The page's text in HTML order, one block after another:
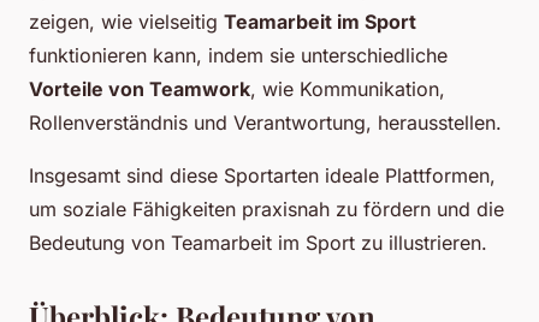
zeigen, wie vielseitig Teamarbeit im Sport
funktionieren kann, indem sie unterschiedliche
Vorteile von Teamwork, wie Kommunikation,
Rollenverständnis und Verantwortung, herausstellen.
Insgesamt sind diese Sportarten ideale Plattformen,
um soziale Fähigkeiten praxisnah zu fördern und die
Bedeutung von Teamarbeit im Sport zu illustrieren.